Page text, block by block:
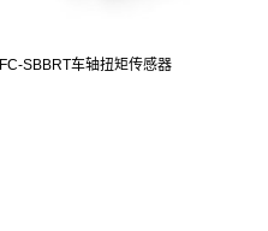
FC-SBBRT车轴扭矩传感器